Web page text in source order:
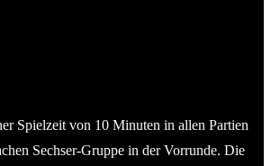
Spielzeit von 10 Minuten in allen Partien
Sechser-Gruppe in der Vorrunde. Die